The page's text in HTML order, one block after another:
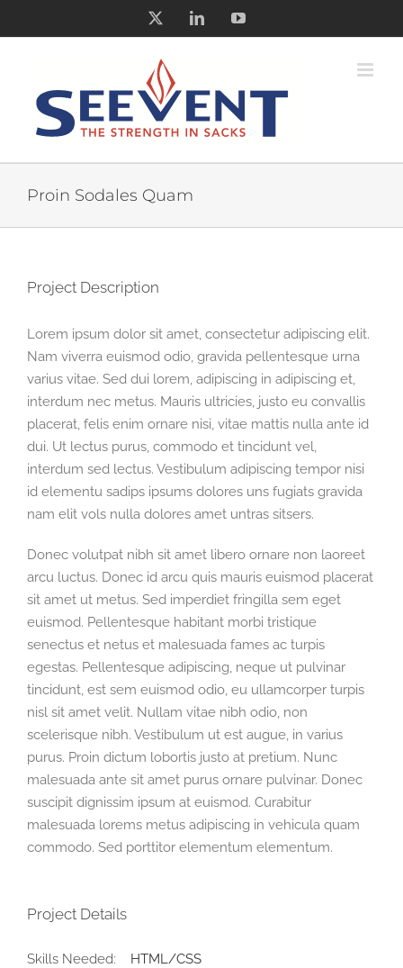
LinkedInYouTube
Proin Sodales Quam
Project Description
Lorem ipsum dolor sit amet, consectetur adipiscing elit.
Nam viverra euismod odio, gravida pellentesque urna
varius vitae. Sed dui lorem, adipiscing in adipiscing et,
interdum nec metus. Mauris ultricies, justo eu convallis
placerat, felis enim ornare nisi, vitae mattis nulla ante id
dui. Ut lectus purus, commodo et tincidunt vel,
interdum sed lectus. Vestibulum adipiscing tempor nisi
id elementu sadips ipsums dolores uns fugiats gravida
nam elit vols nulla dolores amet untras sitsers.
Donec volutpat nibh sit amet libero ornare non laoreet
arcu luctus. Donec id arcu quis mauris euismod placerat
sit amet ut metus. Sed imperdiet fringilla sem eget
euismod. Pellentesque habitant morbi tristique
senectus et netus et malesuada fames ac turpis
egestas. Pellentesque adipiscing, neque ut pulvinar
tincidunt, est sem euismod odio, eu ullamcorper turpis
nisl sit amet velit. Nullam vitae nibh odio, non
scelerisque nibh. Vestibulum ut est augue, in varius
purus. Proin dictum lobortis justo at pretium. Nunc
malesuada ante sit amet purus ornare pulvinar. Donec
suscipit dignissim ipsum at euismod. Curabitur
malesuada lorems metus adipiscing in vehicula quam
commodo. Sed porttitor elementum elementum.
Project Details
Skills Needed:
HTML/CSS